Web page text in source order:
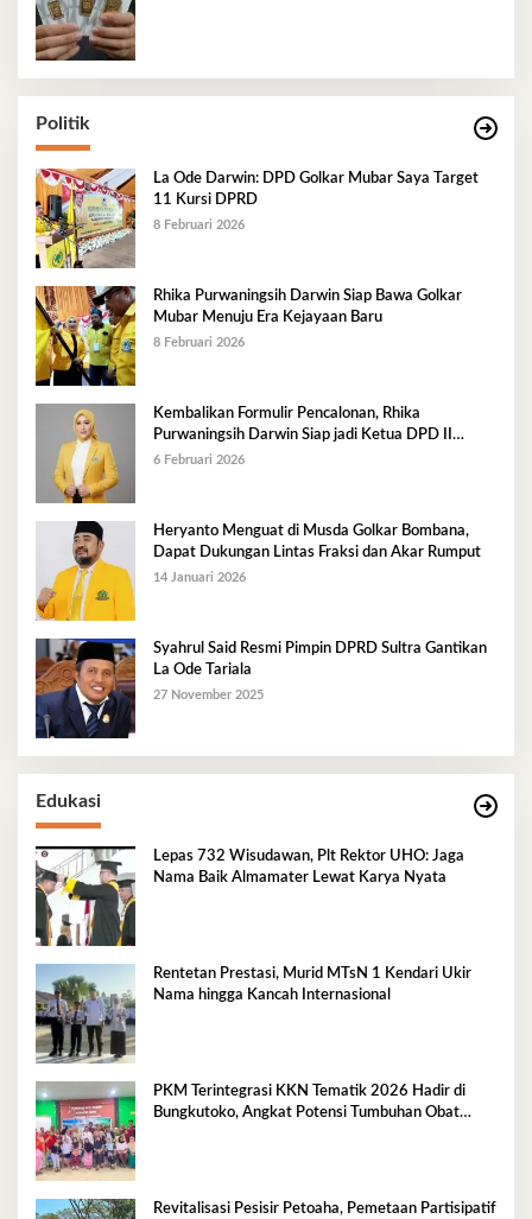
Politik
La Ode Darwin: DPD Golkar Mubar Saya Target
11 Kursi DPRD
8 Februari 2026
Rhika Purwaningsih Darwin Siap Bawa Golkar
Mubar Menuju Era Kejayaan Baru
8 Februari 2026
Kembalikan Formulir Pencalonan, Rhika
Purwaningsih Darwin Siap jadi Ketua DPD II
Golkar Mubar
6 Februari 2026
Heryanto Menguat di Musda Golkar Bombana,
Dapat Dukungan Lintas Fraksi dan Akar Rumput
14 Januari 2026
Syahrul Said Resmi Pimpin DPRD Sultra Gantikan
La Ode Tariala
27 November 2025
Edukasi
Lepas 732 Wisudawan, Plt Rektor UHO: Jaga
Nama Baik Almamater Lewat Karya Nyata
Rentetan Prestasi, Murid MTsN 1 Kendari Ukir
Nama hingga Kancah Internasional
PKM Terintegrasi KKN Tematik 2026 Hadir di
Bungkutoko, Angkat Potensi Tumbuhan Obat
Revitalisasi Pesisir Petoaha, Pemetaan Partisipatif